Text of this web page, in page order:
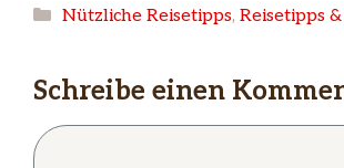
Kategorien
Nützliche Reisetipps, Reisetipps
Schreibe einen
Kommentar